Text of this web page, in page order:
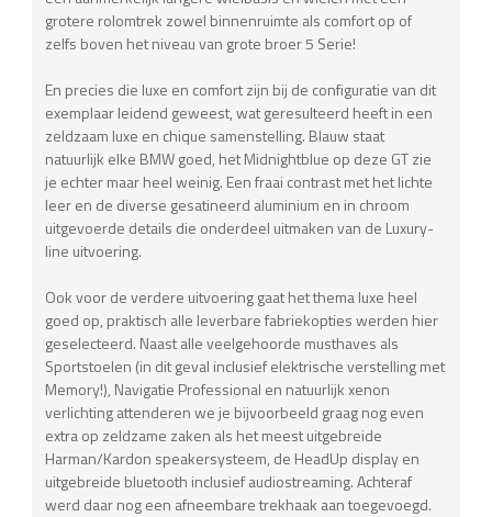
grotere rolomtrek zowel binnenruimte als comfort op of
zelfs boven het niveau van grote broer 5 Serie!
En precies die luxe en comfort zijn bij de configuratie van dit
exemplaar leidend geweest, wat geresulteerd heeft in een
zeldzaam luxe en chique samenstelling. Blauw staat
natuurlijk elke BMW goed, het Midnightblue op deze GT zie
je echter maar heel weinig. Een fraai contrast met het lichte
leer en de diverse gesatineerd aluminium en in chroom
uitgevoerde details die onderdeel uitmaken van de Luxury-
line uitvoering.
Ook voor de verdere uitvoering gaat het thema luxe heel
goed op, praktisch alle leverbare fabriekopties werden hier
geselecteerd. Naast alle veelgehoorde musthaves als
Sportstoelen (in dit geval inclusief elektrische verstelling met
Memory!), Navigatie Professional en natuurlijk xenon
verlichting attenderen we je bijvoorbeeld graag nog even
extra op zeldzame zaken als het meest uitgebreide
Harman/Kardon speakersysteem, de HeadUp display en
uitgebreide bluetooth inclusief audiostreaming. Achteraf
werd daar nog een afneembare trekhaak aan toegevoegd.